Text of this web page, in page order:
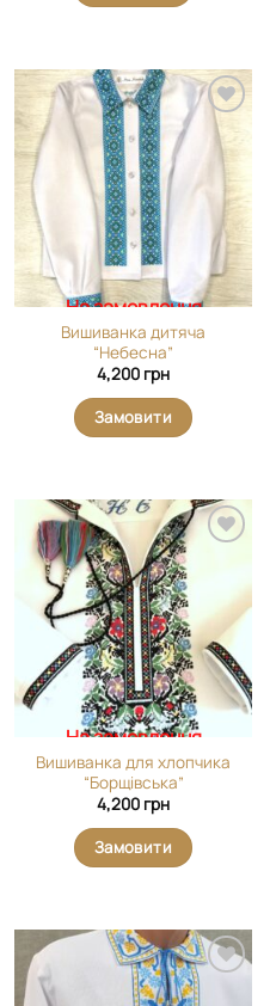
Додати
виріб у
вибране
На замовлення
Вишиванка дитяча
“Небесна”
4,200 грн
Замовити
вибране
На замовлення
Вишиванка для хлопчика
“Борщівська”
4,200 грн
Замовити
Додати